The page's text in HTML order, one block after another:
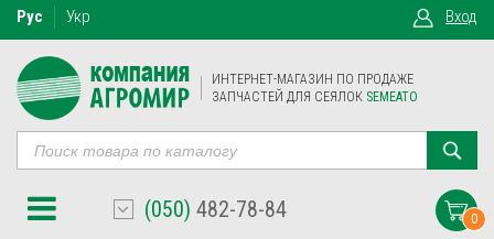
Рус Укр Вход
ИНТЕРНЕТ-МАГАЗИН ПО ПРОДАЖЕ
ЗАПЧАСТЕЙ ДЛЯ СЕЯЛОК SEMEATO
(050) 482-78-84 0